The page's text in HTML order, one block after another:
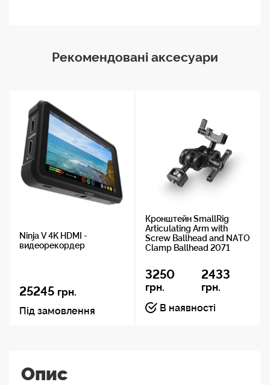
Рекомендовані аксесуари
Ninja V 4K HDMI -
видеорекордер
25245 грн.
Під замовлення
Кронштейн SmallRig
Articulating Arm with
Screw Ballhead and NATO
Clamp Ballhead 2071
3250
грн.
2433
грн.
В наявності
Опис